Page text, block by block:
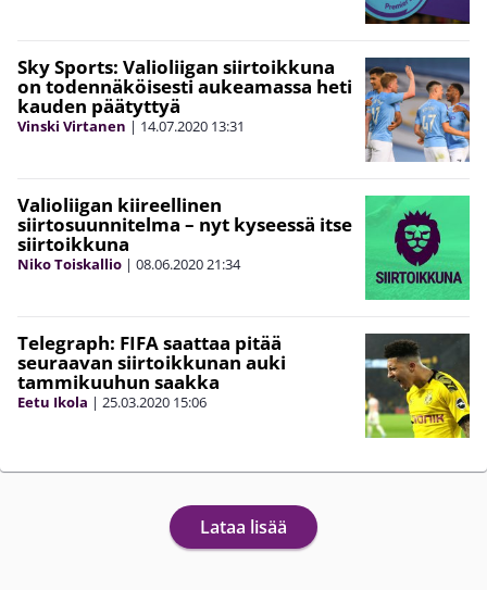
Sky Sports: Valioliigan siirtoikkuna
on todennäköisesti aukeamassa heti
kauden päätyttyä
Vinski Virtanen | 14.07.2020 13:31
Valioliigan kiireellinen
siirtosuunnitelma – nyt kyseessä itse
siirtoikkuna
Niko Toiskallio | 08.06.202021:34
Telegraph: FIFA saattaa pitää
seuraavan siirtoikkunan auki
tammikuuhun saakka
Eetu Ikola | 25.03.2020 15:06
Lataa lisää